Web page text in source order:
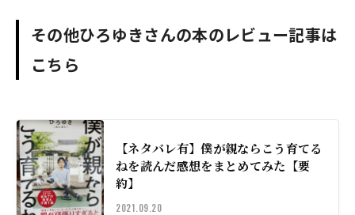
その他ひろゆきさんの本のレビュー記事は
こちら
【ネタバレ有】僕が親ならこう育てる
ねを読んだ感想をまとめてみた【要
約】
2021.09.20